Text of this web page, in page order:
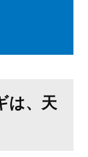
は、天